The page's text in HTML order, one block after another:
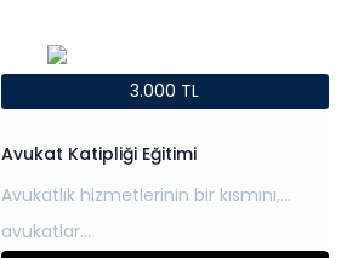
3.000 TL
Avukat Katipliği Eğitimi
Avukatlık hizmetlerinin bir kısmını,